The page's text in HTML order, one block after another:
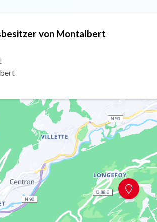
von Montalbert